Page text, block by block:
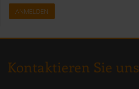
ANMELDEN
Kontaktieren Sie uns